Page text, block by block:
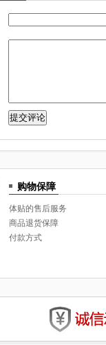
购物保障
体贴的售后服务
商品退货保障
付款方式